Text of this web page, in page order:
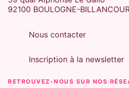
92100 BOULOGNE-
Nous contacter
Inscription à la newsletter
RETROUVEZ-NOUS SUR NOS